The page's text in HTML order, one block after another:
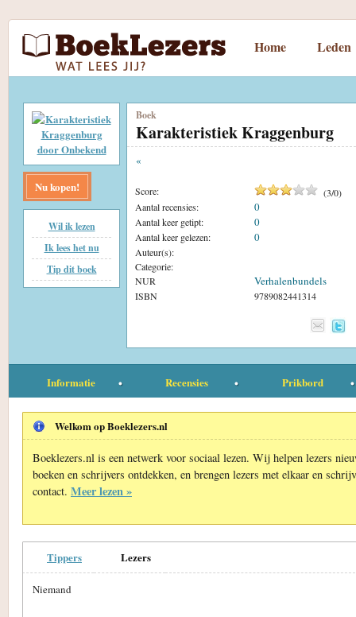
Home Leden
Nu kopen!
Wil ik lezen
Ik lees het nu
Tip dit boek
Boek
Karakteristiek Kraggenburg
«
Score: (3/0)
Aantal recensies:
0
Aantal keer getipt: 0
Aantal keer gelezen: 0
Auteur(s):
Categorie:
NUR
Verhalenbundels
ISBN 9789082441314
Informatie Recensies Prikbord
Welkom op Boeklezers.nl
Boeklezers.nl is een netwerk voor sociaal lezen. Wij helpen lezers
boeken en schrijvers ontdekken, en brengen lezers met elkaar en
contact. Meer lezen »
Tippers Lezers
Niemand